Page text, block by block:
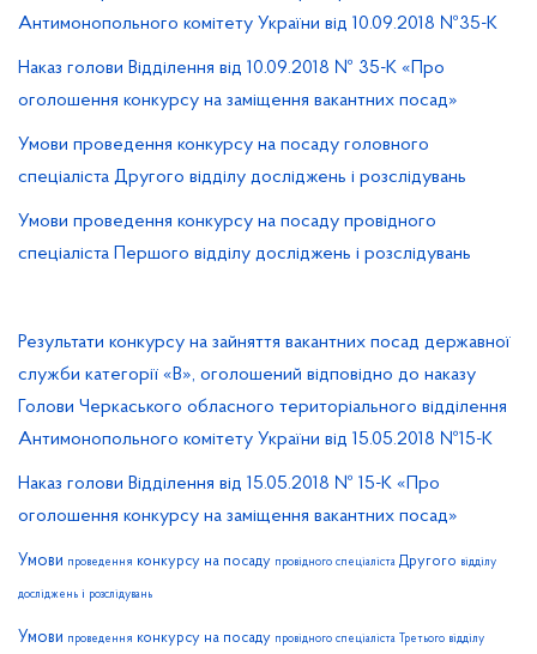
Антимонопольного комітету України від 10.09.2018 №35-К
Наказ голови Відділення від 10.09.2018 № 35-К «Про
оголошення конкурсу на заміщення вакантних посад»
Умови проведення конкурсу на посаду головного
спеціаліста Другого відділу досліджень і розслідувань
Умови проведення конкурсу на посаду провідного
спеціаліста Першого відділу досліджень і розслідувань
Результати конкурсу на зайняття вакантних посад державної
служби категорії «В», оголошений відповідно до наказу
Голови Черкаського обласного територіального відділення
Антимонопольного комітету України від 15.05.2018 №15-К
Наказ голови Відділення від 15.05.2018 № 15-К «Про
оголошення конкурсу на заміщення вакантних посад»
Умови проведення конкурсу на посаду провідного спеціаліста Другого відділу
досліджень і розслідувань
Умови проведення конкурсу на посаду провідного спеціаліста Третього відділу